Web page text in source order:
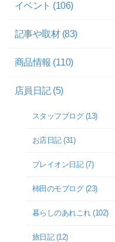
イベント (106)
記事や取材 (83)
商品情報 (110)
店員日記 (5)
スタッフブログ (13)
お店日記 (31)
プレイオン日記 (7)
柿田のモブログ (23)
暮らしのあれこれ (102)
旅日記 (12)